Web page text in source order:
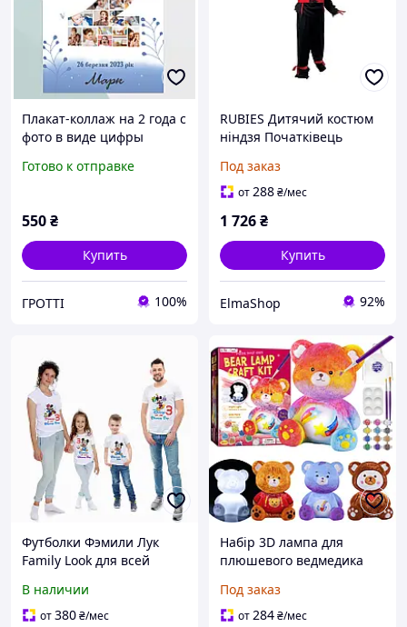
Плакат-коллаж на 2 года с
фото в виде цифры
рождения ребенка А3
Готово к отправке
550₴
Купить
ГРОТТІ 100%
RUBIES Дитячий костюм
ніндзя Початківець
Карнавал День
народження Топ Штани
Под заказ
от288₴/мес
1 726₴
Купить
ElmaShop 92%
Футболки Фэмили Лук
Family Look для всей
Рожденье. 3 годика" Push
IT
В наличии
от380₴/мес
Набір 3D лампа для
плюшевого ведмедика
іграшки для дітей 6 12
років, подарунок на день
Под заказ
от284₴/мес